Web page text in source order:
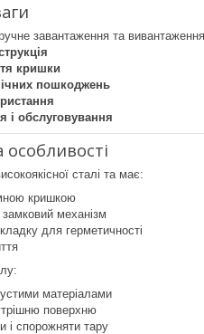
завантаження та вивантаження
кришки
пошкоджень
і обслуговування
особливості
сталі та має:
кришкою
механізм
для герметичності
матеріалами
поверхню
і спорожняти тару